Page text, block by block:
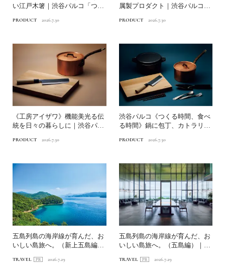
い江戸木箸｜渋谷パルコ「つく
PRODUCT 2026.7.30
属製プロダクト｜渋谷パルコ
PRODUCT 2026.7.30
《工房アイザワ》機能美光る伝
統を日々の暮らしに｜渋谷パル
PRODUCT 2026.7.30
渋谷パルコ《つくる時間、食べ
る時間》鍋に包丁、カトラリ
PRODUCT 2026.7.30
五島列島の海岸線が育んだ、お
いしい島旅へ。（新上五島編）
TRAVEL 2026.7.29
五島列島の海岸線が育んだ、お
いしい島旅へ。（五島編）｜
TRAVEL 2026.7.29